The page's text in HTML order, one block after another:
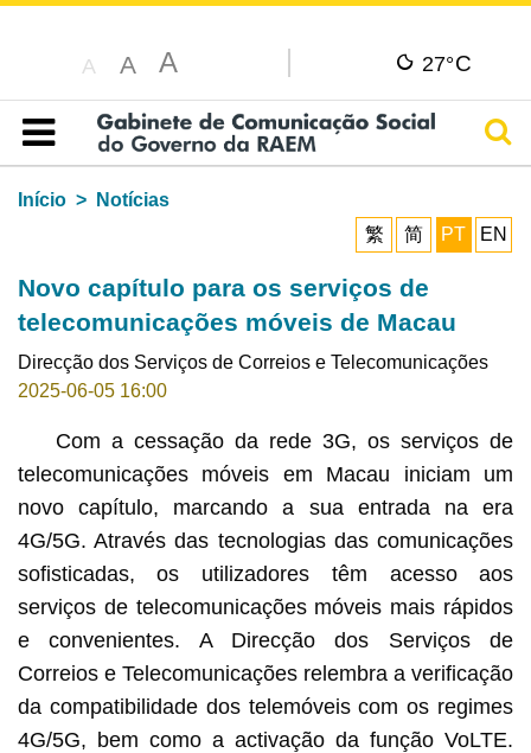
A A A 27°C
Índice
Início
Notícias
繁
简 PT EN
Novo capítulo para os serviços de
telecomunicações móveis de Macau
Direcção dos Serviços de Correios e Telecomunicações
2025-06-05 16:00
Com a cessação da rede 3G, os serviços de
telecomunicações móveis em Macau iniciam um
novo capítulo, marcando a sua entrada na era
4G/5G. Através das tecnologias das comunicações
sofisticadas, os utilizadores têm acesso aos
serviços de telecomunicações móveis mais rápidos
e convenientes. A Direcção dos Serviços de
Correios e Telecomunicações relembra a verificação
da compatibilidade dos telemóveis com os regimes
4G/5G, bem como a activação da função VoLTE.